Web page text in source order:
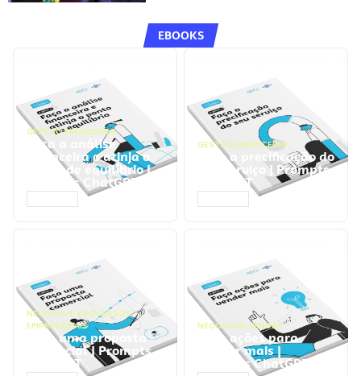
EBOOKS
GESTÃO FINANCEIRA
Faça a análise
financeira e atinja o
ponto de equilíbrio |
Prompts ChatGPT
GESTÃO FINANCEIRA
Faça a precificação do
seu serviço | Prompts
ChatGPT
NEGÓCIOS, PROCESSOS
EMPRESARIAIS
Faça uma proposta
comercial | Prompts
ChatGPT
NEGÓCIOS, VENDAS
Faça ações para
vender mais |
Prompts ChatGPT